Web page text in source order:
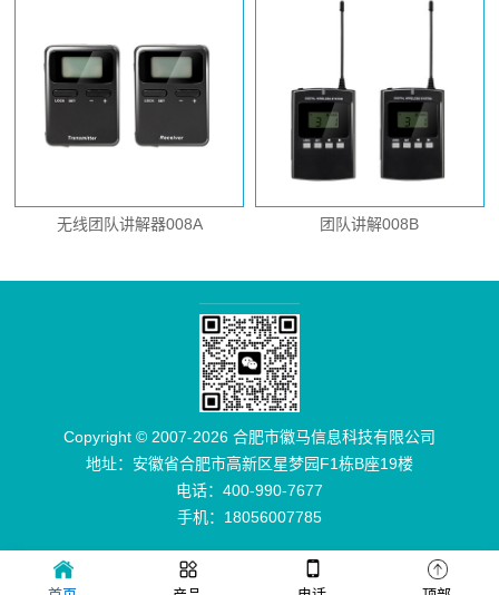
无线团队讲解器008A 团队讲解008B
Copyright © 2007-2026 合肥市徽马信息科技有限公司
地址：安徽省合肥市高新区星梦园F1栋B座19楼
电话：400-990-7677
手机：18056007785